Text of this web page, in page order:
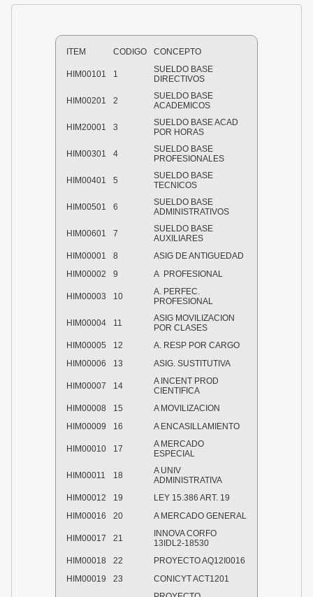
ITEM CODIGO CONCEPTO
HIM00101 1
SUELDO BASE
DIRECTIVOS
HIM00201 2
SUELDO BASE
ACADEMICOS
HIM20001 3
SUELDO BASE ACAD
POR HORAS
HIM00301 4
SUELDO BASE
PROFESIONALES
HIM00401 5
SUELDO BASE
TECNICOS
HIM00501 6
SUELDO BASE
ADMINISTRATIVOS
HIM00601 7
SUELDO BASE
AUXILIARES
HIM00001
8
ASIG DE ANTIGUEDAD
HIM00002
9 A PROFESIONAL
HIM00003 10
A. PERFEC.
PROFESIONAL
HIM00004 11
ASIG MOVILIZACION
POR CLASES
HIM00005
12
A. RESP POR CARGO
HIM00006
13 ASIG. SUSTITUTIVA
HIM00007 14
A INCENT PROD
CIENTIFICA
HIM00008
15
A MOVILIZACION
HIM00009
16 A ENCASILLAMIENTO
HIM00010 17
A MERCADO
ESPECIAL
HIM00011 18
A UNIV
ADMINISTRATIVA
HIM00012
19
LEY 15.386 ART. 19
HIM00016
20 A MERCADO GENERAL
HIM00017 21
INNOVA CORFO
13IDL2-18530
HIM00018
22
PROYECTO AQ12I0016
HIM00019
23 CONICYT ACT1201